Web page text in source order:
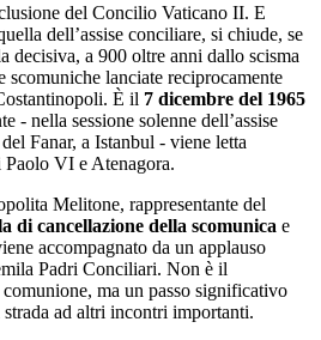
del Concilio Vaticano II. E
dell’assise conciliare, si chiude, se
decisiva, a 900 oltre anni dallo scisma
scomuniche lanciate reciprocamente
È il 7 dicembre del 1965
- nella sessione solenne dell’assise
Fanar, a Istanbul - viene letta
Paolo VI e Atenagora.
Melitone, rappresentante del
di cancellazione della scomunica e
accompagnato da un applauso
Padri Conciliari. Non è il
ma un passo significativo
ad altri incontri importanti.